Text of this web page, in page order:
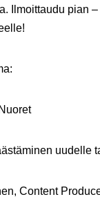
Ilmoittaudu pian
uudelle
Content